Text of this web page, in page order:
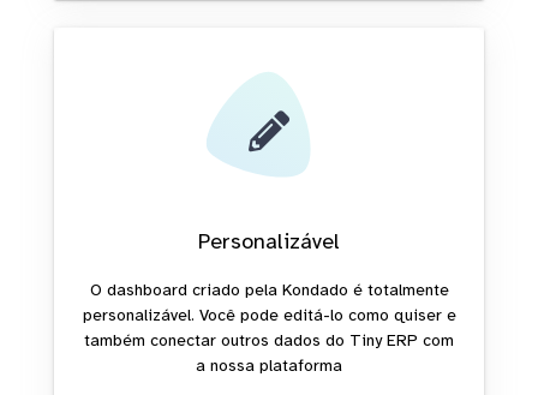
Personalizável
O dashboard criado pela Kondado é totalmente
personalizável. Você pode editá-lo como quiser e
também conectar outros dados do Tiny ERP com
a nossa plataforma